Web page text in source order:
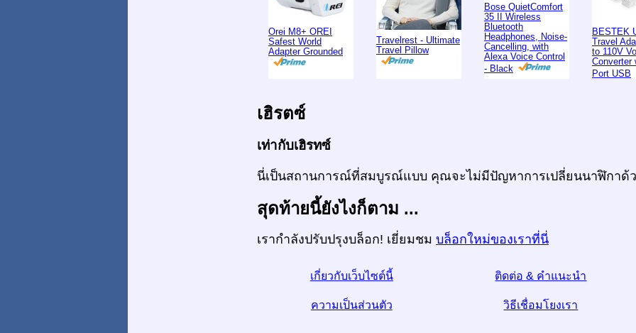
Orei M8+ OREI
Safest World
Adapter Grounded
Travelrest - Ultimate
Travel Pillow
Bose QuietComfort
35 II Wireless
Bluetooth
Headphones, Noise-
Cancelling, with
Alexa Voice Control
- Black
BESTEK
Travel
to 110V
Converter
Port USB
เฮิรตซ์
เท่ากับเฮิรทซ์
นี่เป็นสถานการณ์ที่สมบูรณ์แบบ คุณจะไม่มีปัญหาการเปลี่ยนนาฬิกาด้ว
สุดท้ายนี้ยังไงก็ตาม ...
เรากำลังปรับปรุงบล็อก! เยี่ยมชม บล็อกใหม่ของเราที่นี่
เกี่ยวกับเว็บไซต์นี้ ติดต่อ & คำแนะนำ
ความเป็นส่วนตัว วิธีเชื่อมโยงเรา